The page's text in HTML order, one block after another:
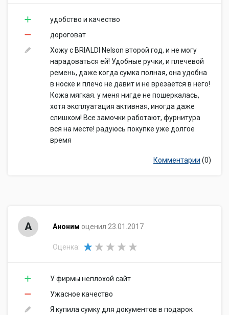
удобство и качество
дороговат
Хожу с BRIALDI Nelson второй год, и не могу
нарадоваться ей! Удобные ручки, и плечевой
ремень, даже когда сумка полная, она удобна
в носке и плечо не давит и не врезается в него!
Кожа мягкая. у меня нигде не пошеркалась,
хотя эксплуатация активная, иногда даже
слишком! Все замочки работают, фурнитура
вся на месте! радуюсь покупке уже долгое
время
Комментарии (0)
А Аноним оценил 23.01.2017
Оценка:
У фирмы неплохой сайт
Ужасное качество
Я купила сумку для документов в подарок